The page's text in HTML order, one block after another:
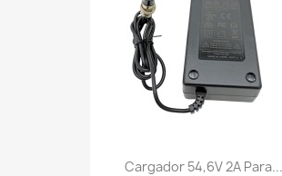
Cargador 54,6V 2A Para...